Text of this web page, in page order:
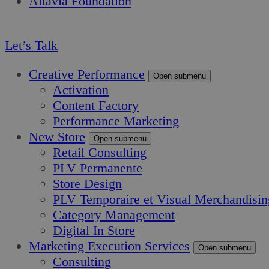
Let’s Talk
Creative Performance
Open submenu
Activation
Content Factory
Performance Marketing
New Store
Open submenu
Retail Consulting
PLV Permanente
Store Design
PLV Temporaire et Visual
Category Management
Digital In Store
Marketing Execution Services
Open submenu
Consulting